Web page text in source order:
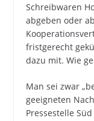
Schreibwaren
abgeben oder
fristgerecht
dazu mit. Wie
Man sei zwar
geeigneten
Pressestelle